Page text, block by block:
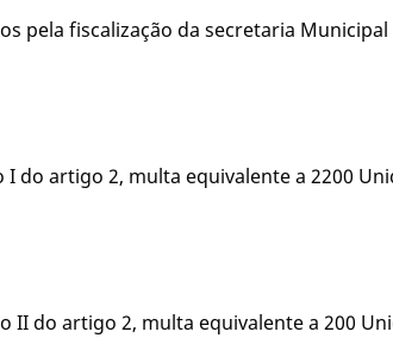
pela fiscalização da secretaria
do artigo 2, multa equivalente a 2200
do artigo 2, multa equivalente a 200